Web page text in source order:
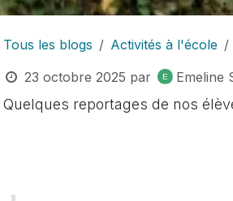
Tous les blogs Activités à l'école
23 octobre 2025 par Emeline
Quelques reportages de nos